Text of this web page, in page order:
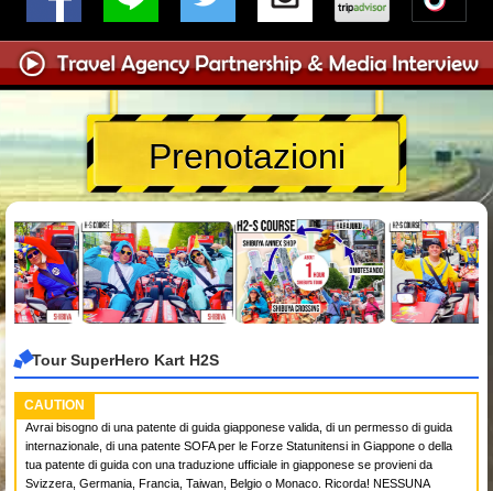
Prenotazioni
Tour SuperHero Kart H2S
CAUTION
Avrai bisogno di una patente di guida giapponese valida, di un permesso di guida
internazionale, di una patente SOFA per le Forze Statunitensi in Giappone o della
tua patente di guida con una traduzione ufficiale in giapponese se provieni da
Svizzera, Germania, Francia, Taiwan, Belgio o Monaco. Ricorda! NESSUNA